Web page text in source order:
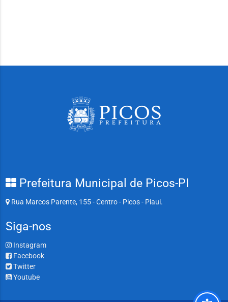
Prefeitura Municipal de Picos-PI
Rua Marcos Parente, 155 - Centro - Picos - Piaui.
Siga-nos
Instagram
Facebook
Twitter
Youtube